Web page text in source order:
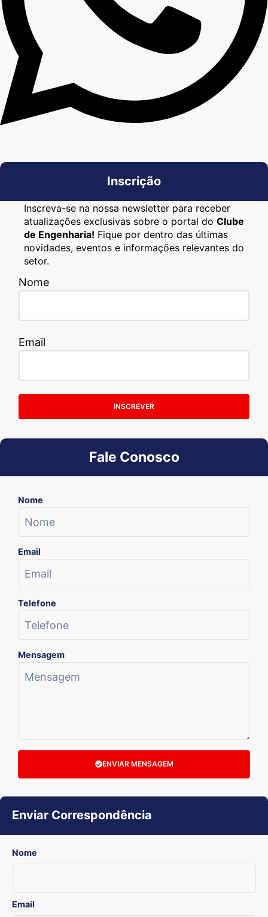
Inscrição
Inscreva-se na nossa newsletter para receber
atualizações exclusivas sobre o portal do Clube
de Engenharia! Fique por dentro das últimas
novidades, eventos e informações relevantes do
setor.
Nome
Email
INSCREVER
Fale Conosco
Nome
Email
Telefone
Mensagem
ENVIAR MENSAGEM
Enviar Correspondência
Nome
Email